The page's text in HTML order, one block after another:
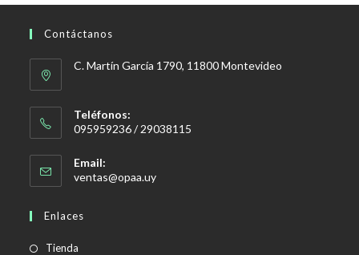
Contáctanos
C. Martín García 1790, 11800 Montevideo
Teléfonos:
095959236 / 29038115
Email:
ventas@opaa.uySe
Enlaces
Tienda